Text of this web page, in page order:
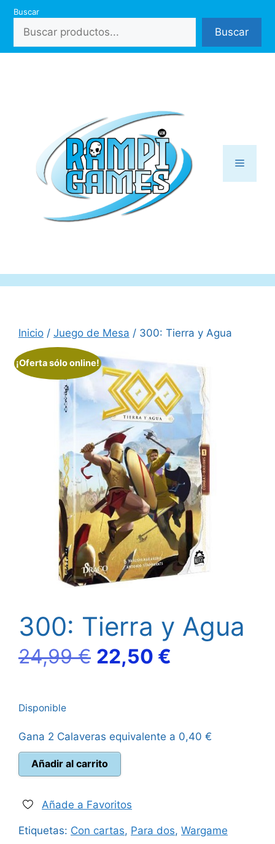
Saltar
contenido
Buscar
Buscar
Menú
Inicio / Juego de Mesa / 300: Tierra y Agua
¡Oferta sólo online!
300: Tierra y Agua
24,99€ El
era:
24,99 €.
22,50 €
es:
Disponible
Gana 2 Calaveras equivalente a 0,40 €
300:
Tierra
Agua
Añadir al carrito
Añade a Favoritos
Etiquetas: Con cartas, Para dos, Wargame